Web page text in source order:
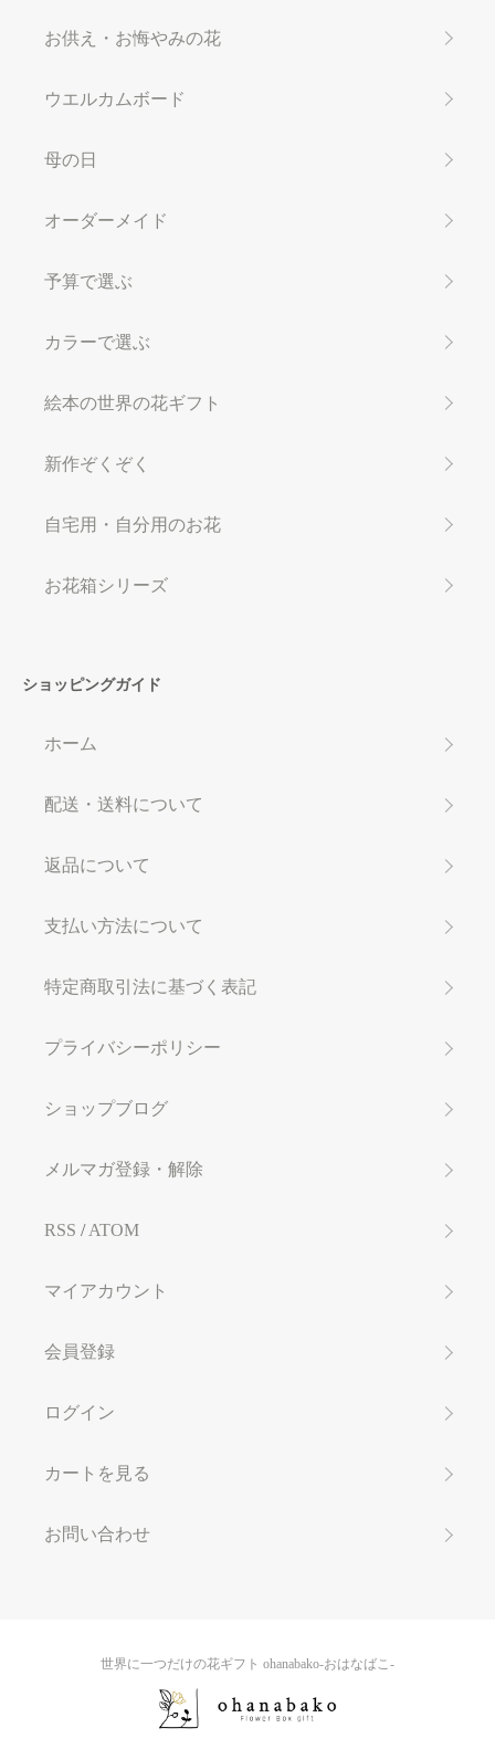
お供え・お悔やみの花
ウエルカムボード
母の日
オーダーメイド
予算で選ぶ
カラーで選ぶ
絵本の世界の花ギフト
新作ぞくぞく
自宅用・自分用のお花
お花箱シリーズ
ショッピングガイド
ホーム
配送・送料について
返品について
支払い方法について
特定商取引法に基づく表記
プライバシーポリシー
ショップブログ
メルマガ登録・解除
RSS /ATOM
マイアカウント
会員登録
ログイン
カートを見る
お問い合わせ
世界に一つだけの花ギフト ohanabako-おはなばこ-